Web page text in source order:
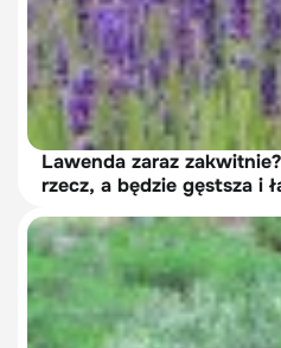
Lawenda zaraz
rzecz, a będzie gęstsza i